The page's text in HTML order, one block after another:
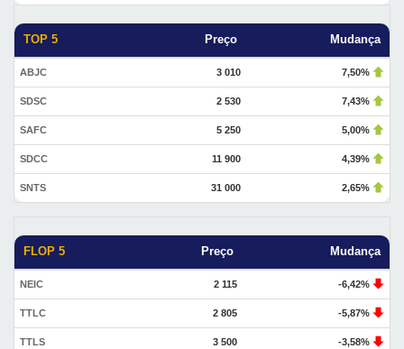
TOP 5 Preço Mudança
ABJC 3 010 7,50%
SDSC 2 530 7,43%
SAFC 5 250 5,00%
SDCC 11 900 4,39%
SNTS 31 000 2,65%
FLOP 5 Preço Mudança
NEIC 2 115 -6,42%
TTLC 2 805 -5,87%
TTLS 3 500 -3,58%